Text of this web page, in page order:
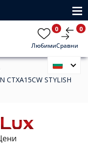
Любими
0
Сравни
0
STYLISH